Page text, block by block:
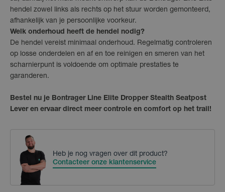
hendel zowel links als rechts op het stuur worden gemonteerd,
afhankelijk van je persoonlijke voorkeur.
Welk onderhoud heeft de hendel nodig?
De hendel vereist minimaal onderhoud. Regelmatig controleren
op losse onderdelen en af en toe reinigen en smeren van het
scharnierpunt is voldoende om optimale prestaties te
garanderen.
Bestel nu je Bontrager Line Elite Dropper Stealth Seatpost
Lever en ervaar direct meer controle en comfort op het trail!
Heb je nog vragen over dit product?
Contacteer onze klantenservice